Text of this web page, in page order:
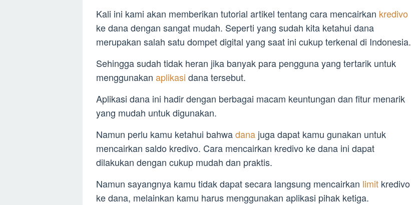
Kali ini kami akan memberikan tutorial artikel tentang cara mencairkan kredivo
ke dana dengan sangat mudah. Seperti yang sudah kita ketahui dana
merupakan salah satu dompet digital yang saat ini cukup terkenal di Indonesia.
Sehingga sudah tidak heran jika banyak para pengguna yang tertarik untuk
menggunakan aplikasi dana tersebut.
Aplikasi dana ini hadir dengan berbagai macam keuntungan dan fitur menarik
yang mudah untuk digunakan.
Namun perlu kamu ketahui bahwadana juga dapat kamu gunakan untuk
mencairkan saldo kredivo. Cara mencairkan kredivo ke dana ini dapat
dilakukan dengan cukup mudah dan praktis.
Namun sayangnya kamu tidak dapat secara langsung mencairkan limit kredivo
ke dana, melainkan kamu harus menggunakan aplikasi pihak ketiga.